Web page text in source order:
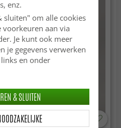
enz.
sluiten" om alle cookies
voorkeuren aan via
Je kunt ook meer
je gegevens verwerken
en onder
& SLUITEN